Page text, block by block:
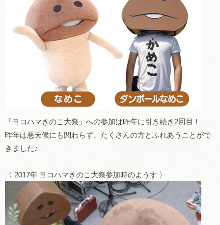
「ヨコハマきのこ大祭」への参加は昨年に引き続き2回目！
昨年は悪天候にも関わらず、たくさんの方とふれあうことがで
きました♪
〈 2017年 ヨコハマきのこ大祭参加時のようす 〉